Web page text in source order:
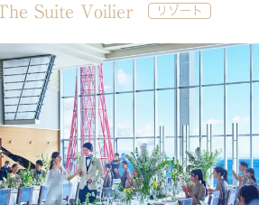
Suite Voilier リゾート